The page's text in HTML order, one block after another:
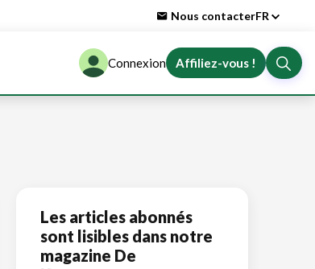
Nous contacterFR
Connexion Affiliez-vous !
Les articles abonnés
sont lisibles dans notre
magazine De